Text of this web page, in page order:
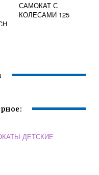
САМОКАТ С
КОЛЕСАМИ 125
ДЕТСКИЕ